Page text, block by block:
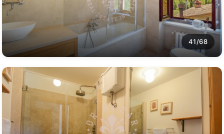
41/68